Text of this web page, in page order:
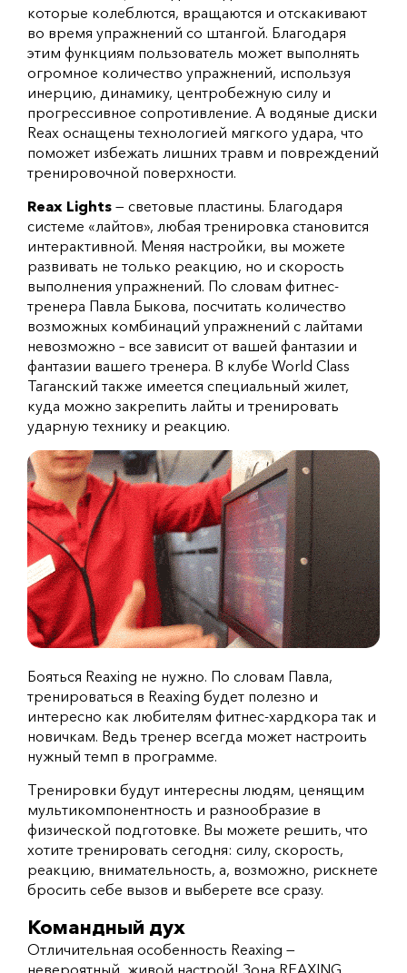
которые колеблются, вращаются и отскакивают
во время упражнений со штангой. Благодаря
этим функциям пользователь может выполнять
огромное количество упражнений, используя
инерцию, динамику, центробежную силу и
прогрессивное сопротивление. А водяные диски
Reax оснащены технологией мягкого удара, что
поможет избежать лишних травм и повреждений
тренировочной поверхности.
Reax Lights — световые пластины. Благодаря
системе «лайтов», любая тренировка становится
интерактивной. Меняя настройки, вы можете
развивать не только реакцию, но и скорость
выполнения упражнений. По словам фитнес-
тренера Павла Быкова, посчитать количество
возможных комбинаций упражнений с лайтами
невозможно – все зависит от вашей фантазии и
фантазии вашего тренера. В клубе World Class
Таганский также имеется специальный жилет,
куда можно закрепить лайты и тренировать
ударную технику и реакцию.
Бояться Reaxing не нужно. По словам Павла,
тренироваться в Reaxing будет полезно и
интересно как любителям фитнес-хардкора так и
новичкам. Ведь тренер всегда может настроить
нужный темп в программе.
Тренировки будут интересны людям, ценящим
мультикомпонентность и разнообразие в
физической подготовке. Вы можете решить, что
хотите тренировать сегодня: силу, скорость,
реакцию, внимательность, а, возможно, рискнете
бросить себе вызов и выберете все сразу.
Командный дух
Отличительная особенность Reaxing —